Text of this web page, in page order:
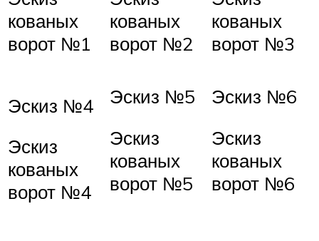
кованых
ворот №1
кованых
ворот №2
кованых
ворот №3
Эскиз №4
Эскиз
кованых
ворот №4
Эскиз №5
Эскиз
кованых
ворот №5
Эскиз №6
Эскиз
кованых
ворот №6